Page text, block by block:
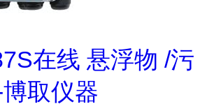
在线 悬浮物 /污
取仪器